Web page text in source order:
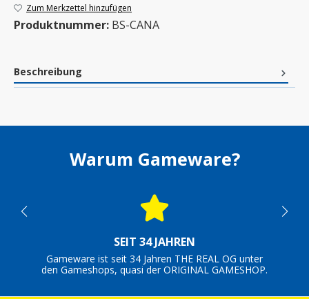
Zum Merkzettel hinzufügen
Produktnummer: BS-CANA
Beschreibung
Warum Gameware?
SEIT 34 JAHREN
Gameware ist seit 34 Jahren THE REAL OG unter
den Gameshops, quasi der ORIGINAL GAMESHOP.